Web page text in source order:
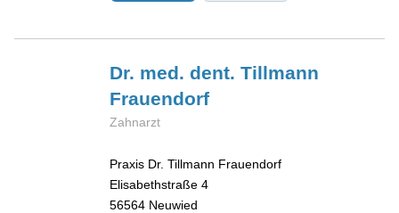
Dr. med. dent. Tillmann
Frauendorf
Zahnarzt
Praxis Dr. Tillmann Frauendorf
Elisabethstraße 4
56564 Neuwied